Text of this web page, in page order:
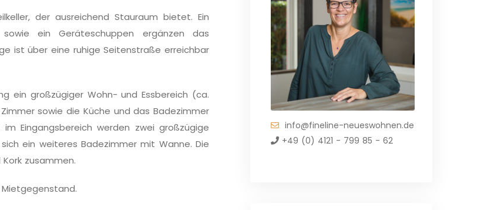
der ausreichend Stauraum bietet. Ein
ein Geräteschuppen ergänzen das
ist über eine ruhige Seitenstraße erreichbar
ein großzügiger Wohn- und Essbereich (ca.
sowie die Küche und das Badezimmer
Eingangsbereich werden zwei großzügige
ein weiteres Badezimmer mit Wanne. Die
zusammen.
Mietgegenstand.
info@fineline-neueswohnen.de
+49 (0) 4121 - 799 85 - 62